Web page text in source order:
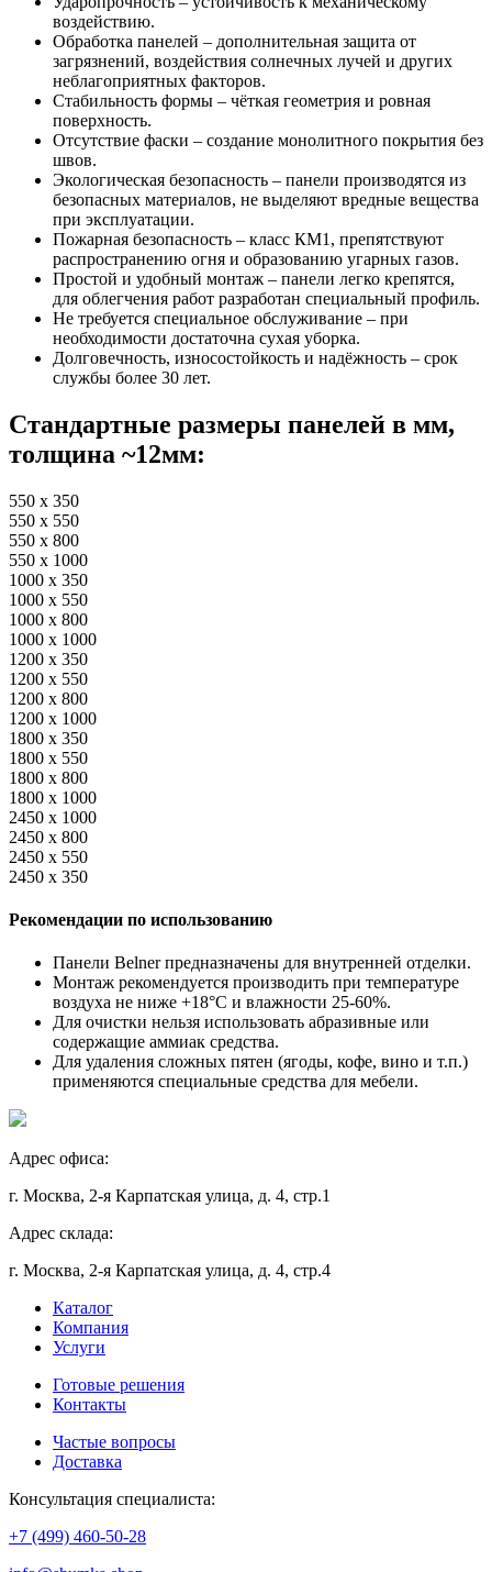
воздействию.
Обработка панелей – дополнительная защита от
загрязнений, воздействия солнечных лучей и других
неблагоприятных факторов.
Стабильность формы – чёткая геометрия и ровная
поверхность.
Отсутствие фаски – создание монолитного покрытия без
швов.
Экологическая безопасность – панели производятся из
безопасных материалов, не выделяют вредные вещества
при эксплуатации.
Пожарная безопасность – класс КМ1, препятствуют
распространению огня и образованию угарных газов.
Простой и удобный монтаж – панели легко крепятся,
для облегчения работ разработан специальный профиль.
Не требуется специальное обслуживание – при
необходимости достаточна сухая уборка.
Долговечность, износостойкость и надёжность – срок
службы более 30 лет.
Стандартные размеры панелей в мм,
толщина ~12мм:
550 x 350
550 x 550
550 x 800
550 x 1000
1000 x 350
1000 x 550
1000 x 800
1000 x 1000
1200 x 350
1200 x 550
1200 x 800
1200 x 1000
1800 x 350
1800 x 550
1800 x 800
1800 x 1000
2450 x 1000
2450 x 800
2450 x 550
2450 x 350
Рекомендации по использованию
Панели Belner предназначены для внутренней отделки.
Монтаж рекомендуется производить при температуре
воздуха не ниже +18°C и влажности 25-60%.
Для очистки нельзя использовать абразивные или
содержащие аммиак средства.
Для удаления сложных пятен (ягоды, кофе, вино и т.п.)
применяются специальные средства для мебели.
Адрес офиса:
г. Москва, 2-я Карпатская улица, д. 4, стр.1
Адрес склада:
г. Москва, 2-я Карпатская улица, д. 4, стр.4
Каталог
Компания
Услуги
Готовые решения
Контакты
Частые вопросы
Доставка
Консультация специалиста:
+7 (499) 460-50-28